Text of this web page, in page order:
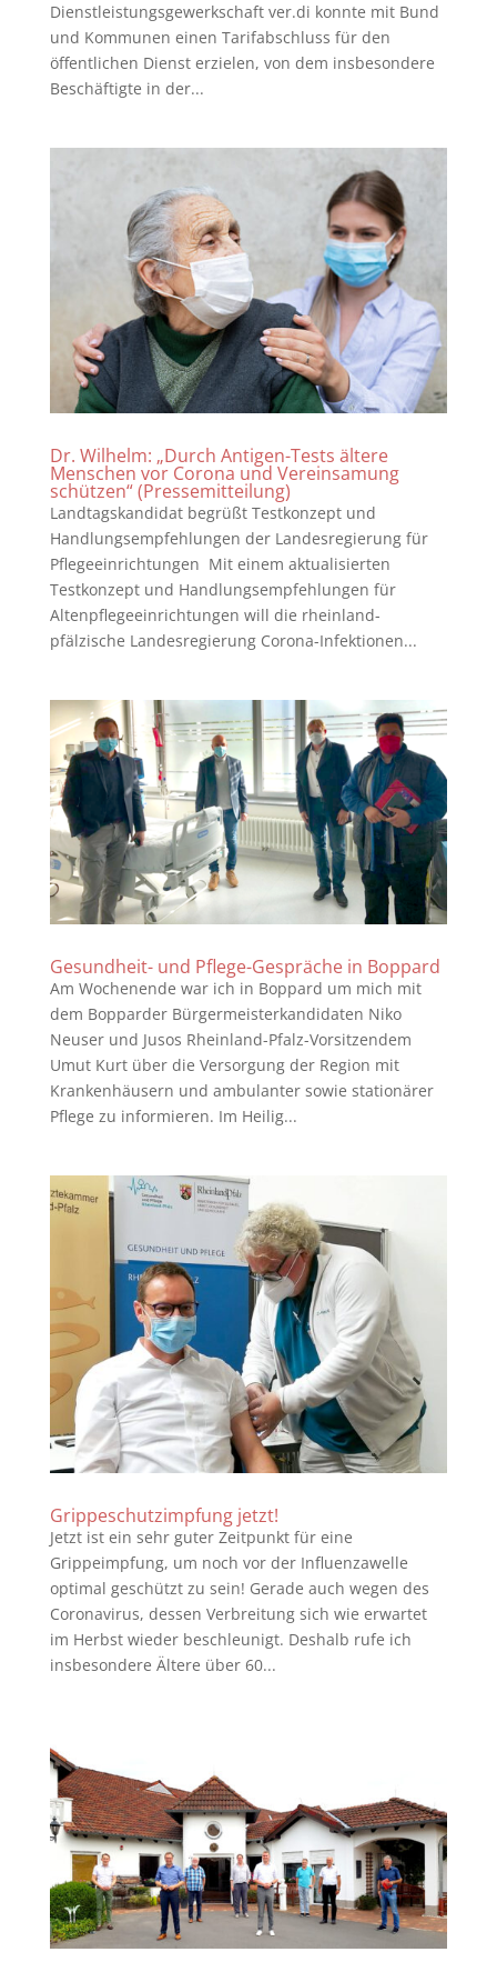
Dienstleistungsgewerkschaft ver.di konnte mit Bund
und Kommunen einen Tarifabschluss für den
öffentlichen Dienst erzielen, von dem insbesondere
Beschäftigte in der...
Dr. Wilhelm: „Durch Antigen-Tests ältere
Menschen vor Corona und Vereinsamung
schützen“ (Pressemitteilung)
Landtagskandidat begrüßt Testkonzept und
Handlungsempfehlungen der Landesregierung für
Pflegeeinrichtungen Mit einem aktualisierten
Testkonzept und Handlungsempfehlungen für
Altenpflegeeinrichtungen will die rheinland-
pfälzische Landesregierung Corona-Infektionen...
Gesundheit- und Pflege-Gespräche in Boppard
Am Wochenende war ich in Boppard um mich mit
dem Bopparder Bürgermeisterkandidaten Niko
Neuser und Jusos Rheinland-Pfalz-Vorsitzendem
Umut Kurt über die Versorgung der Region mit
Krankenhäusern und ambulanter sowie stationärer
Pflege zu informieren. Im Heilig...
Grippeschutzimpfung jetzt!
Jetzt ist ein sehr guter Zeitpunkt für eine
Grippeimpfung, um noch vor der Influenzawelle
optimal geschützt zu sein! Gerade auch wegen des
Coronavirus, dessen Verbreitung sich wie erwartet
im Herbst wieder beschleunigt. Deshalb rufe ich
insbesondere Ältere über 60...